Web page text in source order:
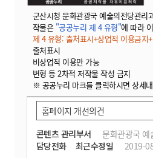
군산시청 문화관광국 예술의전당관리
작물은 "공공누리 제 4 유형"에 따라
제 4 유형: 출처표시+상업적 이용금지
출처표시
비상업적 이용만 가능
변형 등 2차적 저작물 작성 금지
※ 공공누리 마크를 클릭하시면 상세
콘텐츠 관리부서
문화관광국 예
담당전화
최근수정일 2019-
홈페이지 개선의견